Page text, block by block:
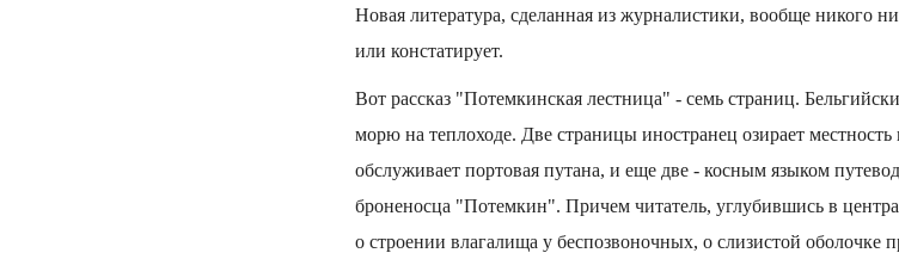
Новая литература, сделанная из журналистики, вообще никого
или констатирует.
Вот рассказ "Потемкинская лестница" - семь страниц.
морю на теплоходе. Две страницы иностранец озирает местность
обслуживает портовая путана, и еще две - косным языком
броненосца "Потемкин". Причем читатель, углубившись в
о строении влагалища у беспозвоночных, о слизистой оболочке